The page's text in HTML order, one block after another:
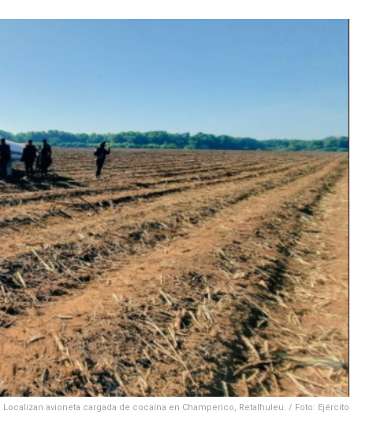
Localizan avioneta cargada de cocaína en Champerico, Retalhuleu. / Foto: Ejército